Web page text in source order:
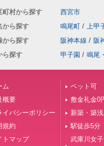
町村から探す
西宮市
から探す
鳴尾町 / 上甲
から探す
阪神本線 / 阪
ら探す
甲子園 / 鳴尾
ム
概要
イバシーポリシー
規約
トマップ
ペット可
敷金礼金0
新築・築浅
駅徒歩5分
武庫川女